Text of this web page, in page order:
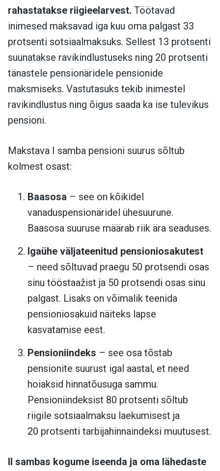
rahastatakse riigieelarvest. Töötavad
inimesed maksavad iga kuu oma palgast 33
protsenti sotsiaalmaksuks. Sellest 13 protsenti
suunatakse ravikindlustuseks ning 20 protsenti
tänastele pensionäridele pensionide
maksmiseks. Vastutasuks tekib inimestel
ravikindlustus ning õigus saada ka ise tulevikus
pensioni.
Makstava I samba pensioni suurus sõltub
kolmest osast:
Baasosa – see on kõikidel
vanaduspensionäridel ühesuurune.
Baasosa suuruse määrab riik ära seaduses.
Igaühe väljateenitud pensioniosakutest
– need sõltuvad praegu 50 protsendi osas
sinu tööstaažist ja 50 protsendi osas sinu
palgast. Lisaks on võimalik teenida
pensioniosakuid näiteks lapse
kasvatamise eest.
Pensioniindeks – see osa tõstab
pensionite suurust igal aastal, et need
hoiaksid hinnatõusuga sammu.
Pensioniindeksist 80 protsenti sõltub
riigile sotsiaalmaksu laekumisest ja
20 protsenti tarbijahinnaindeksi muutusest.
II sambas kogume iseenda ja oma lähedaste